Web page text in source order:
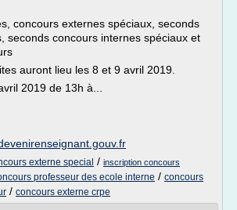
concours externes spéciaux, seconds
seconds concours internes spéciaux et
auront lieu les 8 et 9 avril 2019.
2019 de 13h à...
externe special / inscription concours
professeur des ecole interne / concours
/ concours externe crpe